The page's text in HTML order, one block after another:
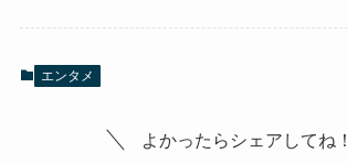
エンタメ
よかったらシェアしてね！